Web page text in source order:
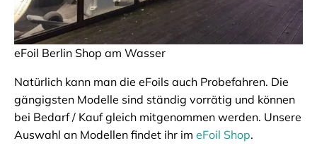
eFoil Berlin Shop am Wasser
Natürlich kann man die eFoils auch Probefahren. Die
gängigsten Modelle sind ständig vorrätig und können
bei Bedarf / Kauf gleich mitgenommen werden. Unsere
Auswahl an Modellen findet ihr im eFoil Shop.